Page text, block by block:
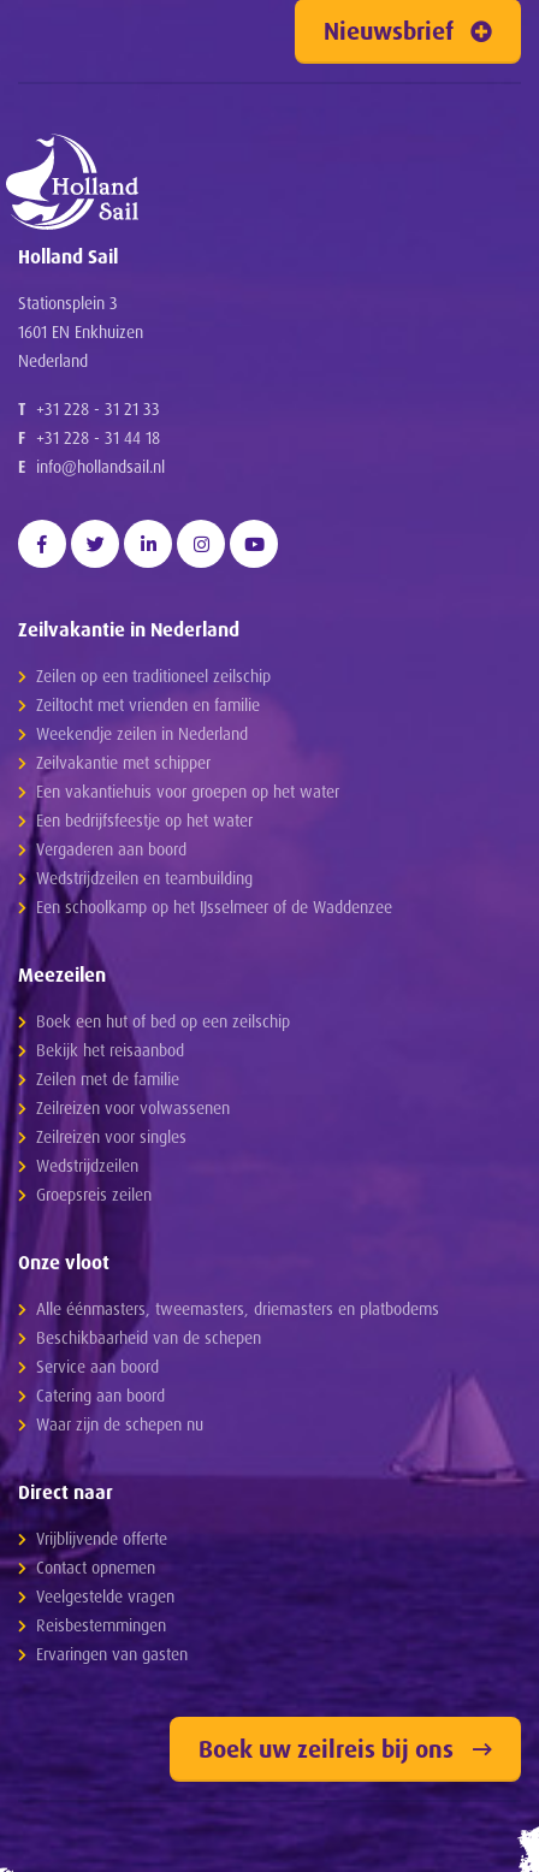
Nieuwsbrief
Holland Sail
Stationsplein 3
1601 EN Enkhuizen
Nederland
T +31 228 - 31 21 33
F +31 228 - 31 44 18
E info@hollandsail.nl
Zeilvakantie in Nederland
Zeilen op een traditioneel zeilschip
Zeiltocht met vrienden en familie
Weekendje zeilen in Nederland
Zeilvakantie met schipper
Een vakantiehuis voor groepen op het water
Een bedrijfsfeestje op het water
Vergaderen aan boord
Wedstrijdzeilen en teambuilding
Een schoolkamp op het IJsselmeer of de Waddenzee
Meezeilen
Boek een hut of bed op een zeilschip
Bekijk het reisaanbod
Zeilen met de familie
Zeilreizen voor volwassenen
Zeilreizen voor singles
Wedstrijdzeilen
Groepsreis zeilen
Onze vloot
Alle éénmasters, tweemasters, driemasters en platbodems
Beschikbaarheid van de schepen
Service aan boord
Catering aan boord
Waar zijn de schepen nu
Direct naar
Vrijblijvende offerte
Contact opnemen
Veelgestelde vragen
Reisbestemmingen
Ervaringen van gasten
Boek uw zeilreis bij ons